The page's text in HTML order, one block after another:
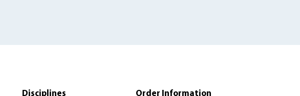
Disciplines Order Information